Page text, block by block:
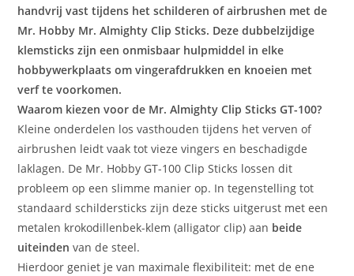
handvrij vast tijdens het schilderen of airbrushen met de
Mr. Hobby Mr. Almighty Clip Sticks. Deze dubbelzijdige
klemsticks zijn een onmisbaar hulpmiddel in elke
hobbywerkplaats om vingerafdrukken en knoeien met
verf te voorkomen.
Waarom kiezen voor de Mr. Almighty Clip Sticks GT-100?
Kleine onderdelen los vasthouden tijdens het verven of
airbrushen leidt vaak tot vieze vingers en beschadigde
laklagen. De Mr. Hobby GT-100 Clip Sticks lossen dit
probleem op een slimme manier op. In tegenstelling tot
standaard schildersticks zijn deze sticks uitgerust met een
metalen krokodillenbek-klem (alligator clip) aan beide
uiteinden van de steel.
Hierdoor geniet je van maximale flexibiliteit: met de ene